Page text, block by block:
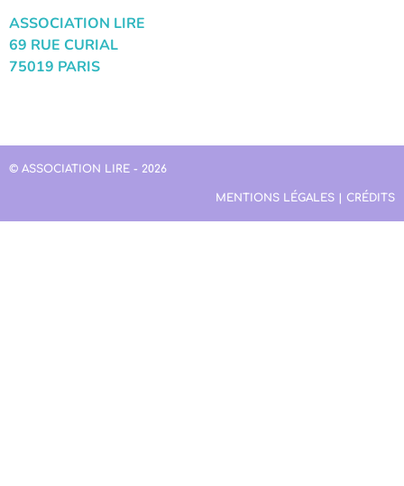
ASSOCIATION LIRE
69 RUE CURIAL
75019 PARIS
© ASSOCIATION LIRE - 2026
MENTIONS LÉGALES | CRÉDITS